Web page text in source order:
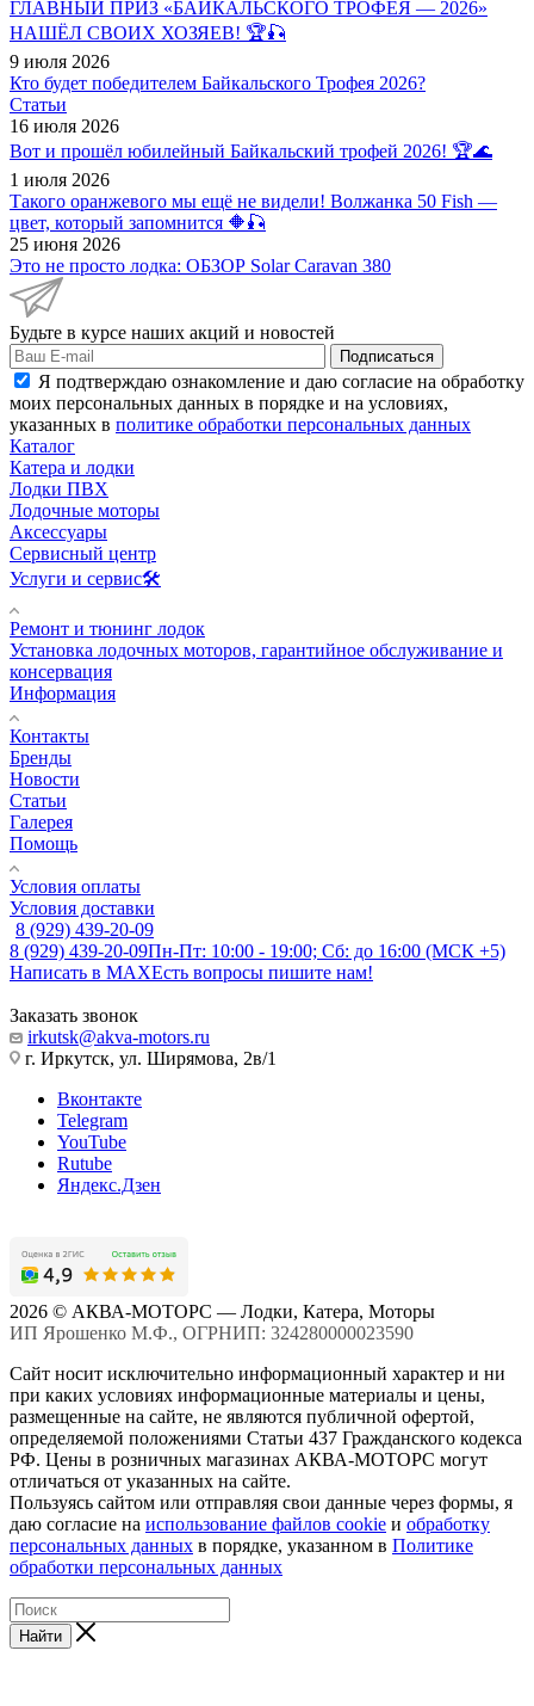
ГЛАВНЫЙ ПРИЗ «БАЙКАЛЬСКОГО ТРОФЕЯ — 2026»
НАШЁЛ СВОИХ ХОЗЯЕВ! 🏆🎣
9 июля 2026
Кто будет победителем Байкальского Трофея 2026?
Статьи
16 июля 2026
Вот и прошёл юбилейный Байкальский трофей 2026! 🏆🌊
1 июля 2026
Такого оранжевого мы ещё не видели! Волжанка 50 Fish —
цвет, который запомнится 🔶🎣
25 июня 2026
Это не просто лодка: ОБЗОР Solar Caravan 380
Будьте в курсе наших акций и новостей
Подписаться
Я подтверждаю ознакомление и даю согласие на обработку
моих персональных данных в порядке и на условиях,
указанных в политике обработки персональных данных
Каталог
Катера и лодки
Лодки ПВХ
Лодочные моторы
Аксессуары
Сервисный центр
Услуги и сервис🛠️
Ремонт и тюнинг лодок
Установка лодочных моторов, гарантийное обслуживание и
консервация
Информация
Контакты
Бренды
Новости
Статьи
Галерея
Помощь
Условия оплаты
Условия доставки
8 (929) 439-20-09
8 (929) 439-20-09Пн-Пт: 10:00 - 19:00; Сб: до 16:00 (МСК +5)
Написать в MAXЕсть вопросы пишите нам!
Заказать звонок
irkutsk@akva-motors.ru
г. Иркутск, ул. Ширямова, 2в/1
Вконтакте
Telegram
YouTube
Rutube
Яндекс.Дзен
2026 © АКВА-МОТОРС — Лодки, Катера, Моторы
ИП Ярошенко М.Ф., ОГРНИП: 324280000023590
Сайт носит исключительно информационный характер и ни
при каких условиях информационные материалы и цены,
размещенные на сайте, не являются публичной офертой,
определяемой положениями Статьи 437 Гражданского кодекса
РФ. Цены в розничных магазинах АКВА-МОТОРС могут
отличаться от указанных на сайте.
Пользуясь сайтом или отправляя свои данные через формы, я
даю согласие на использование файлов cookie и обработку
персональных данных в порядке, указанном в Политике
обработки персональных данных
Найти